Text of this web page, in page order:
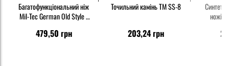
Багатофункціональний ніж
Mil-Tec German Old Style -
479,50 грн
Точильний камінь TM SS-8
203,24 грн
ножів